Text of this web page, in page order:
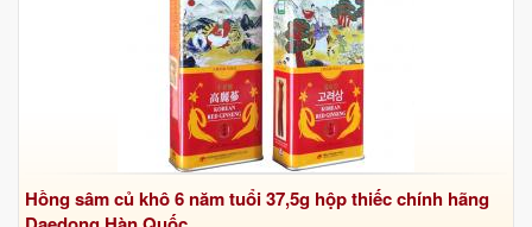
Hồng sâm củ khô 6 năm tuổi 37,5g hộp thiếc chính hãng